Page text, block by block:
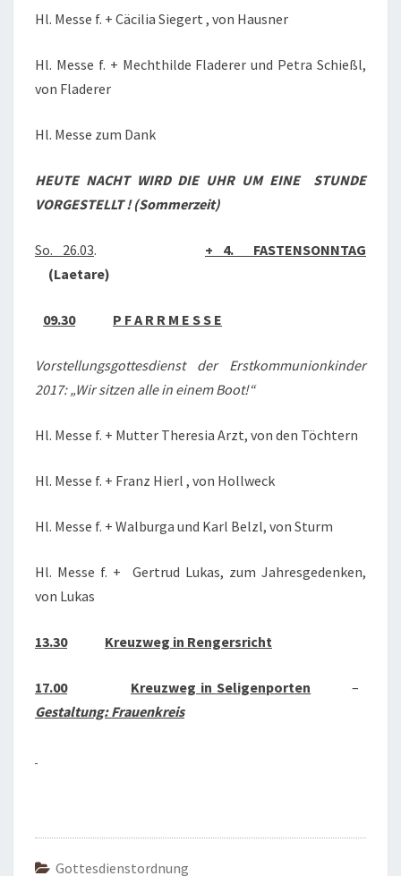
Hl. Messe f. + Cäcilia Siegert , von Hausner
Hl. Messe f. + Mechthilde Fladerer und Petra Schießl,
von Fladerer
Hl. Messe zum Dank
HEUTE NACHT WIRD DIE UHR UM EINE STUNDE
VORGESTELLT ! (Sommerzeit)
So. 26.03. + 4. FASTENSONNTAG
(Laetare)
09.30 P F A R R M E S S E
Vorstellungsgottesdienst der Erstkommunionkinder
2017: „Wir sitzen alle in einem Boot!“
Hl. Messe f. + Mutter Theresia Arzt, von den Töchtern
Hl. Messe f. + Franz Hierl , von Hollweck
Hl. Messe f. + Walburga und Karl Belzl, von Sturm
Hl. Messe f. + Gertrud Lukas, zum Jahresgedenken,
von Lukas
13.30 Kreuzweg in Rengersricht
17.00 Kreuzweg in Seligenporten –
Gestaltung: Frauenkreis
Gottesdienstordnung